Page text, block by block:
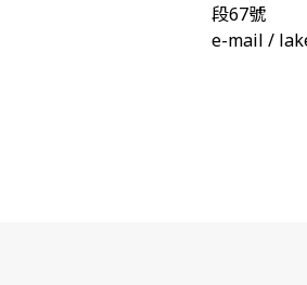
段67號
e-mail /